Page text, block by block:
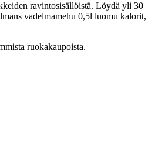
ravintosisällöistä. Löydä yli 30
vadelmamehu 0,5l luomu kalorit,
ruokakaupoista.